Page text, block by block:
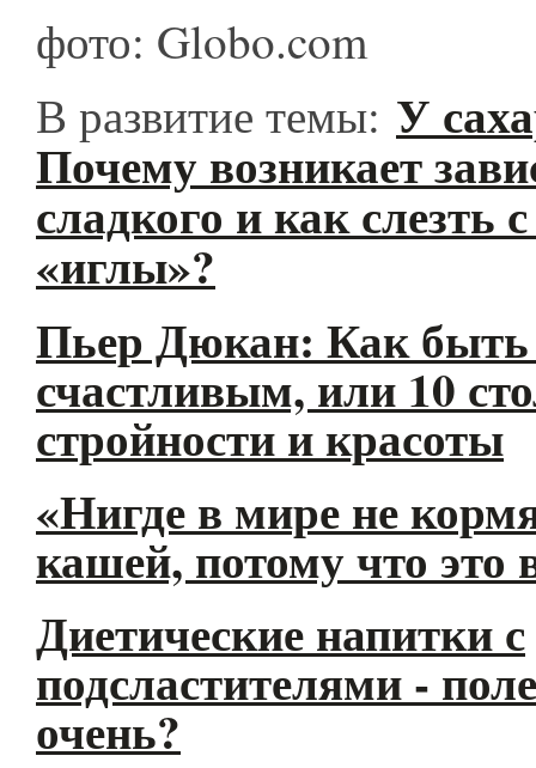
фото: Globo.com
В развитие темы: У
Почему возникает
сладкого и как слезть
«иглы»?
Пьер Дюкан: Как
счастливым, или 10
стройности и красоты
«Нигде в мире не
кашей, потому что это
Диетические напитки с
подсластителями -
очень?